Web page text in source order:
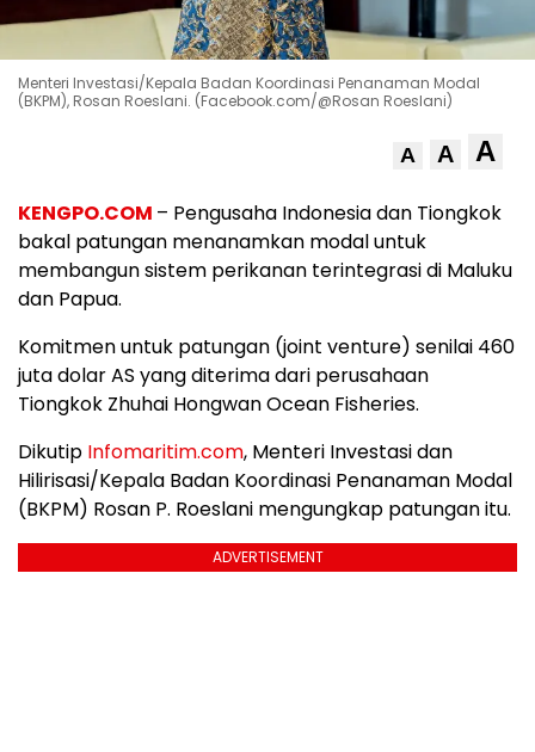
Menteri Investasi/Kepala Badan Koordinasi Penanaman Modal
(BKPM), Rosan Roeslani. (Facebook.com/@Rosan Roeslani)
A A A
KENGPO.COM – Pengusaha Indonesia dan Tiongkok
bakal patungan menanamkan modal untuk
membangun sistem perikanan terintegrasi di Maluku
dan Papua.
Komitmen untuk patungan (joint venture) senilai 460
juta dolar AS yang diterima dari perusahaan
Tiongkok Zhuhai Hongwan Ocean Fisheries.
Dikutip Infomaritim.com, Menteri Investasi dan
Hilirisasi/Kepala Badan Koordinasi Penanaman Modal
(BKPM) Rosan P. Roeslani mengungkap patungan itu.
ADVERTISEMENT